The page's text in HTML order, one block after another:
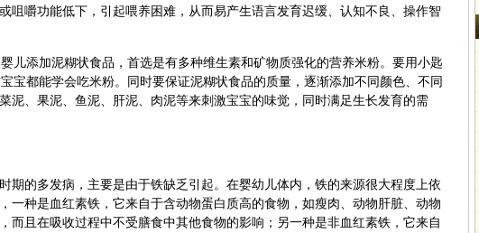
咀嚼功能低下，引起喂养困难，从而易产生语言发育迟缓、认知不良、操作智
儿添加泥糊状食品，首选是有多种维生素和矿物质强化的营养米粉。要用小匙
宝都能学会吃米粉。同时要保证泥糊状食品的质量，逐渐添加不同颜色、不同
泥、果泥、鱼泥、肝泥、肉泥等来刺激宝宝的味觉，同时满足生长发育的需
期的多发病，主要是由于铁缺乏引起。在婴幼儿体内，铁的来源很大程度上依
一种是血红素铁，它来自于含动物蛋白质高的食物，如瘦肉、动物肝脏、动物
而且在吸收过程中不受膳食中其他食物的影响；另一种是非血红素铁，它来自